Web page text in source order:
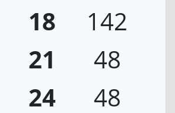
18
142
21
48
24 48